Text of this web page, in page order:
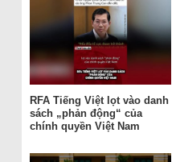
RFA Tiếng Việt lọt vào danh
sách „phản động“ của
chính quyền Việt Nam